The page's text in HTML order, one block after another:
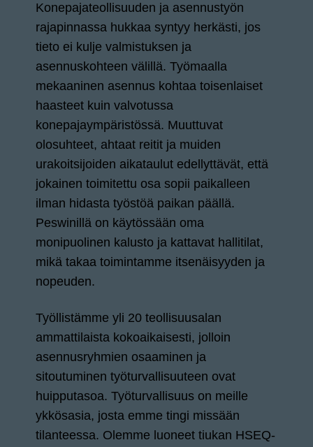
Konepajateollisuuden ja asennustyön
rajapinnassa hukkaa syntyy herkästi, jos
tieto ei kulje valmistuksen ja
asennuskohteen välillä. Työmaalla
mekaaninen asennus kohtaa toisenlaiset
haasteet kuin valvotussa
konepajaympäristössä. Muuttuvat
olosuhteet, ahtaat reitit ja muiden
urakoitsijoiden aikataulut edellyttävät, että
jokainen toimitettu osa sopii paikalleen
ilman hidasta työstöä paikan päällä.
Peswinillä on käytössään oma
monipuolinen kalusto ja kattavat hallitilat,
mikä takaa toimintamme itsenäisyyden ja
nopeuden.
Työllistämme yli 20 teollisuusalan
ammattilaista kokoaikaisesti, jolloin
asennusryhmien osaaminen ja
sitoutuminen työturvallisuuteen ovat
huipputasoa. Työturvallisuus on meille
ykkösasia, josta emme tingi missään
tilanteessa. Olemme luoneet tiukan HSEQ-